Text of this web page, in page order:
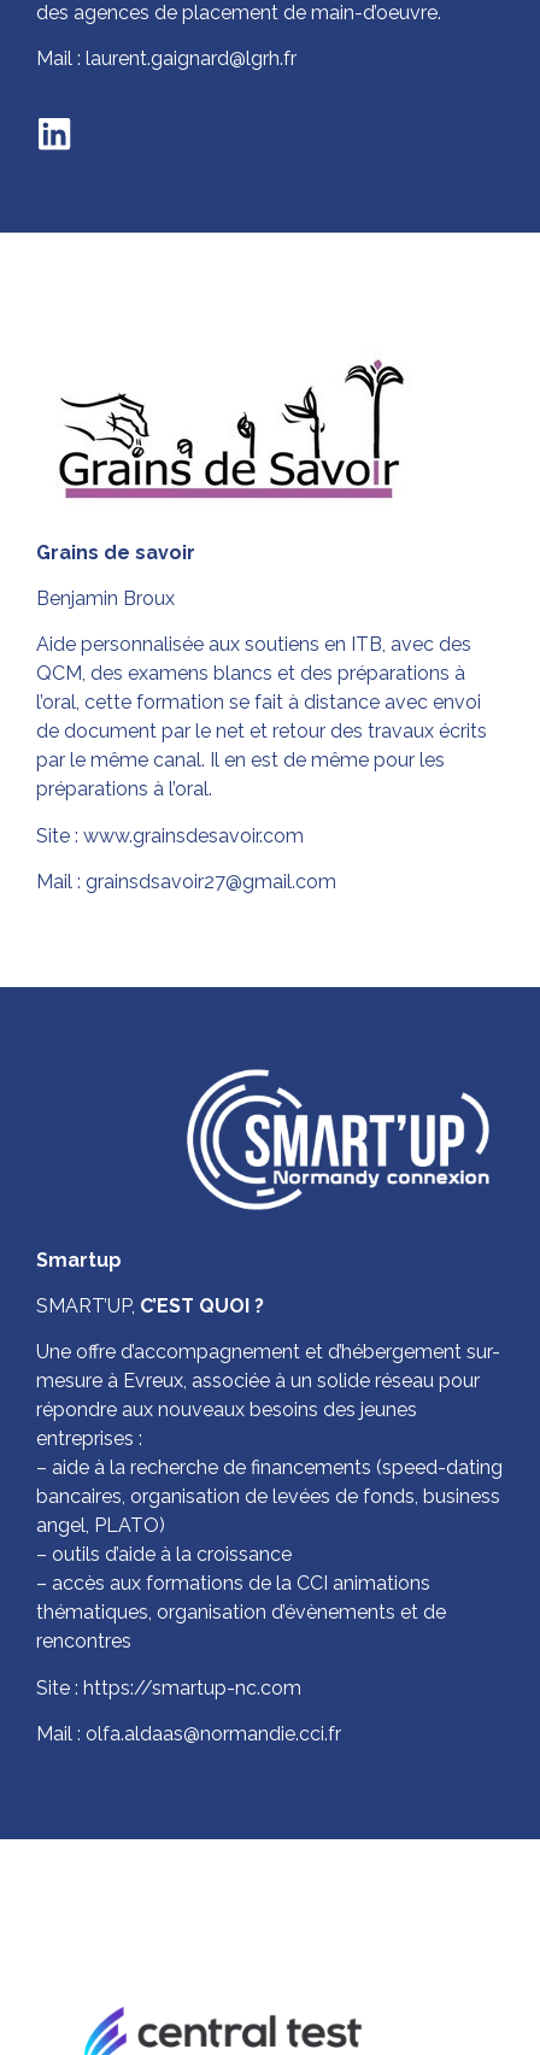
des agences de placement de main-d’oeuvre.
Mail : laurent.gaignard@lgrh.fr
Grains de savoir
Benjamin Broux
Aide personnalisée aux soutiens en ITB, avec des
QCM, des examens blancs et des préparations à
l’oral, cette formation se fait à distance avec envoi
de document par le net et retour des travaux écrits
par le même canal. Il en est de même pour les
préparations à l’oral.
Site : www.grainsdesavoir.com
Mail : grainsdsavoir27@gmail.com
Smartup
SMART’UP, C’EST QUOI ?
Une offre d’accompagnement et d’hébergement sur-
mesure à Evreux, associée à un solide réseau pour
répondre aux nouveaux besoins des jeunes
entreprises :
– aide à la recherche de financements (speed-dating
bancaires, organisation de levées de fonds, business
angel, PLATO)
– outils d’aide à la croissance
– accès aux formations de la CCI animations
thématiques, organisation d’évènements et de
rencontres
Site : https://smartup-nc.com
Mail : olfa.aldaas@normandie.cci.fr